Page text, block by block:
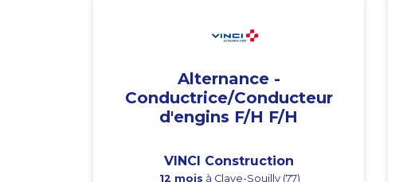
Alternance -
Conductrice/Conducteur
d'engins F/H F/H
VINCI Construction
12 mois à Claye-Souilly (77)